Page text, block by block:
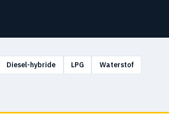
Diesel-hybride LPG Waterstof